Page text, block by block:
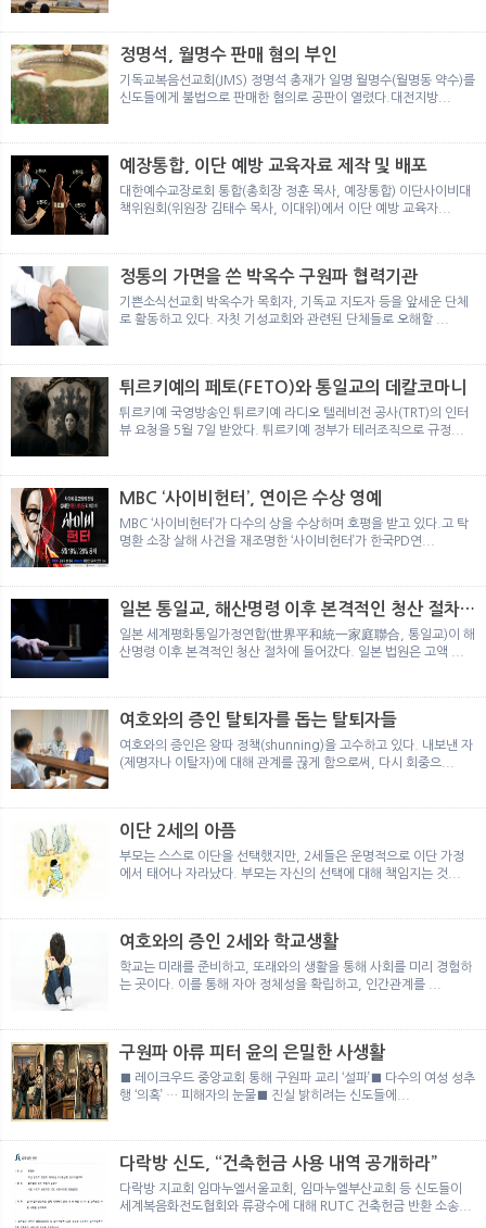
정명석, 월명수 판매 혐의 부인
기독교복음선교회(JMS) 정명석 총재가 일명 월명수(월명동 약수)를
신도들에게 불법으로 판매한 혐의로 공판이 열렸다.대전지방...
예장통합, 이단 예방 교육자료 제작 및 배포
대한예수교장로회 통합(총회장 정훈 목사, 예장통합) 이단사이비대
책위원회(위원장 김태수 목사, 이대위)에서 이단 예방 교육자...
정통의 가면을 쓴 박옥수 구원파 협력기관
기쁜소식선교회 박옥수가 목회자, 기독교 지도자 등을 앞세운 단체
로 활동하고 있다. 자칫 기성교회와 관련된 단체들로 오해할 ...
튀르키예의 페토(FETO)와 통일교의 데칼코마니
튀르키예 국영방송인 튀르키예 라디오 텔레비전 공사(TRT)의 인터
뷰 요청을 5월 7일 받았다. 튀르키예 정부가 테러조직으로 규정...
MBC ‘사이비헌터’, 연이은 수상 영예
MBC ‘사이비헌터’가 다수의 상을 수상하며 호평을 받고 있다.고 탁
명환 소장 살해 사건을 재조명한 ‘사이비헌터’가 한국PD연...
일본 통일교, 해산명령 이후 본격적인 청산 절차
돌입
일본 세계평화통일가정연합(世界平和統一家庭聯合, 통일교)이 해
산명령 이후 본격적인 청산 절차에 들어갔다. 일본 법원은 고액 ...
여호와의 증인 탈퇴자를 돕는 탈퇴자들
여호와의 증인은 왕따 정책(shunning)을 고수하고 있다. 내보낸 자
(제명자나 이탈자)에 대해 관계를 끊게 함으로써, 다시 회중으...
이단 2세의 아픔
부모는 스스로 이단을 선택했지만, 2세들은 운명적으로 이단 가정
에서 태어나 자라났다. 부모는 자신의 선택에 대해 책임지는 것...
여호와의 증인 2세와 학교생활
학교는 미래를 준비하고, 또래와의 생활을 통해 사회를 미리 경험하
는 곳이다. 이를 통해 자아 정체성을 확립하고, 인간관계를 ...
구원파 아류 피터 윤의 은밀한 사생활
■ 레이크우드 중앙교회 통해 구원파 교리 ‘설파’■ 다수의 여성 성추
행 ‘의혹’ … 피해자의 눈물■ 진실 밝히려는 신도들에...
다락방 신도, “건축헌금 사용 내역 공개하라”
다락방 지교회 임마누엘서울교회, 임마누엘부산교회 등 신도들이
세계복음화전도협회와 류광수에 대해 RUTC 건축헌금 반환 소송...